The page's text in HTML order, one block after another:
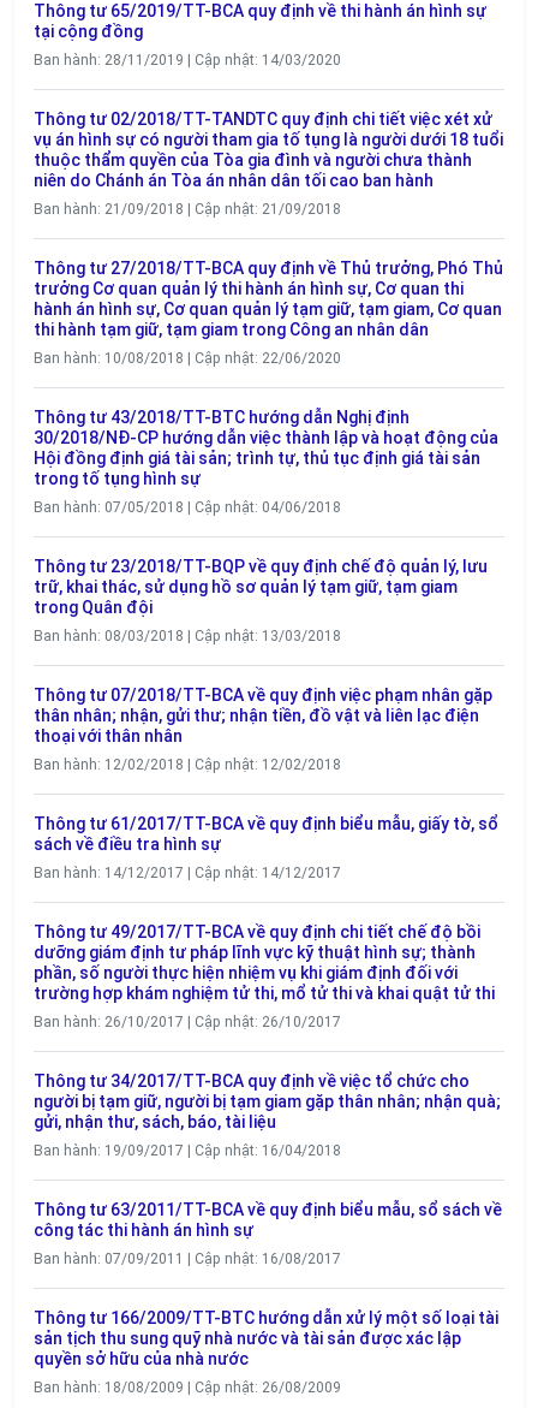
Thông tư 65/2019/TT-BCA quy định về thi hành án hình sự
tại cộng đồng
Ban hành: 28/11/2019 | Cập nhật: 14/03/2020
Thông tư 02/2018/TT-TANDTC quy định chi tiết việc xét xử
vụ án hình sự có người tham gia tố tụng là người dưới 18 tuổi
thuộc thẩm quyền của Tòa gia đình và người chưa thành
niên do Chánh án Tòa án nhân dân tối cao ban hành
Ban hành: 21/09/2018 | Cập nhật: 21/09/2018
Thông tư 27/2018/TT-BCA quy định về Thủ trưởng, Phó Thủ
trưởng Cơ quan quản lý thi hành án hình sự, Cơ quan thi
hành án hình sự, Cơ quan quản lý tạm giữ, tạm giam, Cơ quan
thi hành tạm giữ, tạm giam trong Công an nhân dân
Ban hành: 10/08/2018 | Cập nhật: 22/06/2020
Thông tư 43/2018/TT-BTC hướng dẫn Nghị định
30/2018/NĐ-CP hướng dẫn việc thành lập và hoạt động của
Hội đồng định giá tài sản; trình tự, thủ tục định giá tài sản
trong tố tụng hình sự
Ban hành: 07/05/2018 | Cập nhật: 04/06/2018
Thông tư 23/2018/TT-BQP về quy định chế độ quản lý, lưu
trữ, khai thác, sử dụng hồ sơ quản lý tạm giữ, tạm giam
trong Quân đội
Ban hành: 08/03/2018 | Cập nhật: 13/03/2018
Thông tư 07/2018/TT-BCA về quy định việc phạm nhân gặp
thân nhân; nhận, gửi thư; nhận tiền, đồ vật và liên lạc điện
thoại với thân nhân
Ban hành: 12/02/2018 | Cập nhật: 12/02/2018
Thông tư 61/2017/TT-BCA về quy định biểu mẫu, giấy tờ, sổ
sách về điều tra hình sự
Ban hành: 14/12/2017 | Cập nhật: 14/12/2017
Thông tư 49/2017/TT-BCA về quy định chi tiết chế độ bồi
dưỡng giám định tư pháp lĩnh vực kỹ thuật hình sự; thành
phần, số người thực hiện nhiệm vụ khi giám định đối với
trường hợp khám nghiệm tử thi, mổ tử thi và khai quật tử thi
Ban hành: 26/10/2017 | Cập nhật: 26/10/2017
Thông tư 34/2017/TT-BCA quy định về việc tổ chức cho
người bị tạm giữ, người bị tạm giam gặp thân nhân; nhận quà;
gửi, nhận thư, sách, báo, tài liệu
Ban hành: 19/09/2017 | Cập nhật: 16/04/2018
Thông tư 63/2011/TT-BCA về quy định biểu mẫu, sổ sách về
công tác thi hành án hình sự
Ban hành: 07/09/2011 | Cập nhật: 16/08/2017
Thông tư 166/2009/TT-BTC hướng dẫn xử lý một số loại tài
sản tịch thu sung quỹ nhà nước và tài sản được xác lập
quyền sở hữu của nhà nước
Ban hành: 18/08/2009 | Cập nhật: 26/08/2009